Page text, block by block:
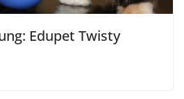
Edupet Twisty